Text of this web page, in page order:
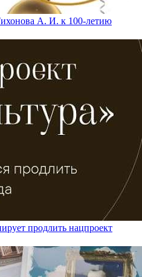
А. И. к 100-летию
продлить нацпроект